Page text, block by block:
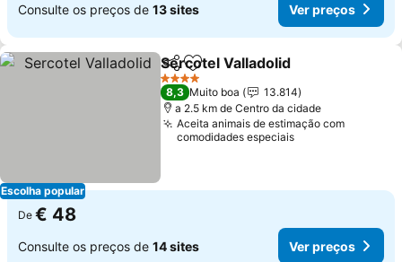
Consulte os preços de 13 sites Ver preços
Escolha popular
PartilharAdicionar aos favoritos
Sercotel Valladolid
4 Estrelas
8,3 Muito boa
13.814
a 2.5 km de Centro da cidade
Aceita animais de estimação com
comodidades especiais
De € 48
Consulte os preços de 14 sites Ver preços